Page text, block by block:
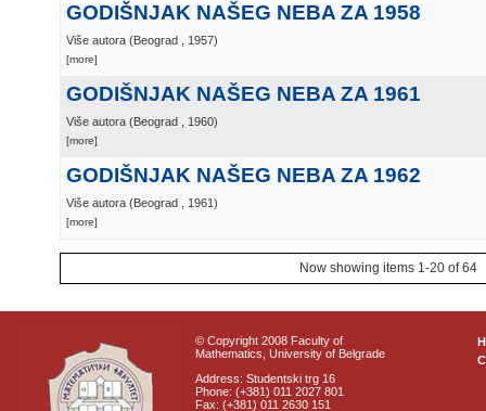
GODIŠNJAK NAŠEG NEBA ZA 1958
Više autora (Beograd , 1957)
[more]
GODIŠNJAK NAŠEG NEBA ZA 1961
Više autora (Beograd , 1960)
[more]
GODIŠNJAK NAŠEG NEBA ZA 1962
Više autora (Beograd , 1961)
[more]
Now showing items 1-20 of 64
© Copyright 2008 Faculty of
Mathematics, University of Belgrade
Address: Studentski trg 16
Phone: (+381) 011 2027 801
Fax: (+381) 011 2630 151